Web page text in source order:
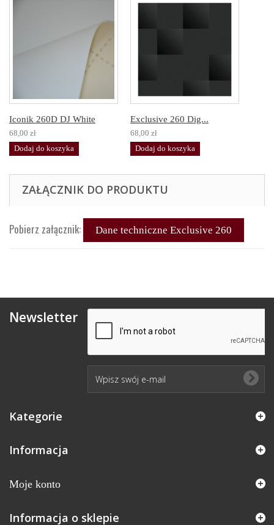
Iconik 260D DJ White
68,00 zł
Dodaj do koszyka
Exclusive 260 Dig...
68,00 zł
Dodaj do koszyka
ZAŁĄCZNIK DO PRODUKTU
Pobierz załącznik: Dane techniczne Exclusive 260
Newsletter
Kategorie
Informacja
Moje konto
Informacja o sklepie